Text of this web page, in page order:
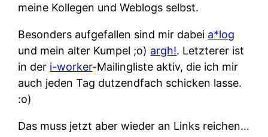
meine Kollegen und Weblogs selbst.
Besonders aufgefallen sind mir dabei a*log
und mein alter Kumpel ;o) argh!. Letzterer ist
in der i-worker-Mailingliste aktiv, die ich mir
auch jeden Tag dutzendfach schicken lasse.
:o)
Das muss jetzt aber wieder an Links reichen…